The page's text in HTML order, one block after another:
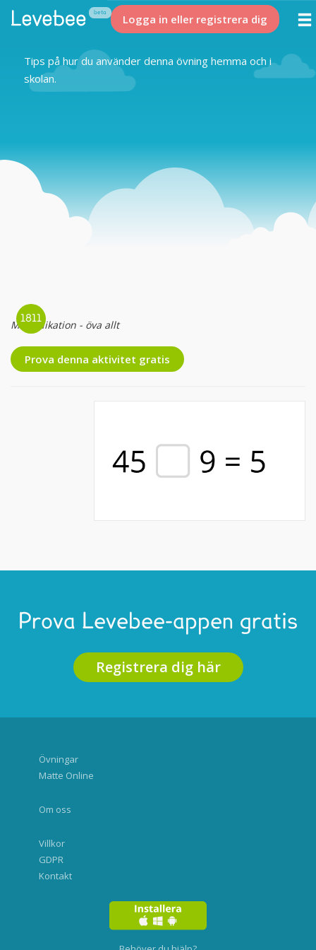
Logga in eller registrera dig
Tips på hur du använder denna övning hemma och i
skolan.
Multiplikation - öva allt
Prova denna aktivitet gratis
Prova Levebee-appen gratis
Registrera dig här
Övningar
Matte Online
Om oss
Villkor
GDPR
Kontakt